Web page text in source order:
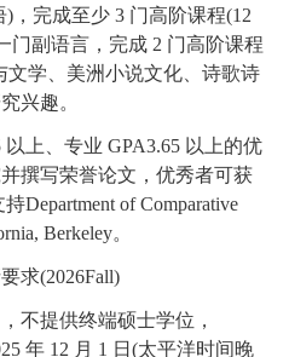
，完成至少 3 门高阶课程(12
门副语言，完成 2 门高阶课程
文学、美洲小说文化、诗歌诗
兴趣。
上、专业 GPA3.65 以上的优
撰写荣誉论文，优秀者可获
Department of Comparative
Berkeley。
(2026Fall)
提供终端硕士学位，
年 12 月 1 日(太平洋时间晚